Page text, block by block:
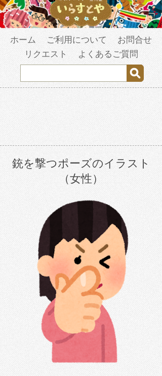
ホーム ご利用について
お問合せ
リクエスト
よくあるご質問
銃を撃つポーズのイラスト
（女性）